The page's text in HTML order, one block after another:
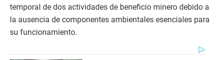
temporal de dos actividades de beneficio minero debido a
la ausencia de componentes ambientales esenciales para
su funcionamiento.